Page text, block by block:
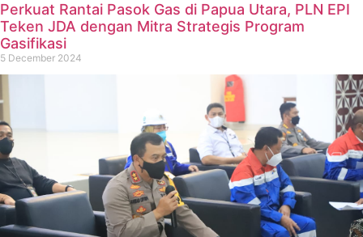
Perkuat Rantai Pasok Gas di Papua Utara, PLN EPI
Teken JDA dengan Mitra Strategis Program
Gasifikasi
5 December 2024